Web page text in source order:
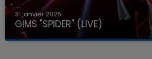
31 janvier 2025
GIMS "SPIDER" (LIVE)